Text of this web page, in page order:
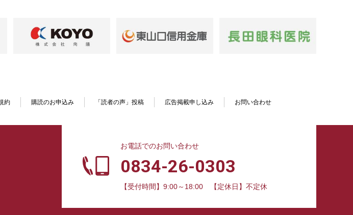
約 購読のお申込み 「読者の声」投稿 広告掲載申し込み お問い合わせ
お電話でのお問い合わせ
0834-26-0303
【受付時間】9:00～18:00 【定休日】不定休